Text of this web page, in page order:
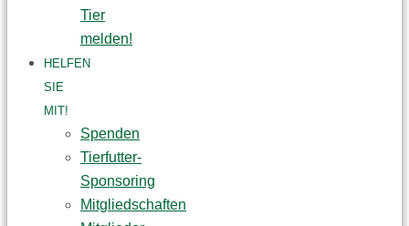
Tier
melden!
HELFEN
SIE
MIT!
Spenden
Tierfutter-
Sponsoring
Mitgliedschaften